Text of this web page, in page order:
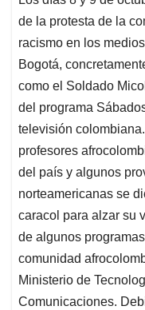
s
A
p
p
b
o
o
k
e
d
I
n
de la protesta de la
racismo en los
Bogotá,
como el Soldado
del programa
televisión
profesores
del país y algunos
norteamericanas se
caracol para alzar su
de algunos
comunidad
Ministerio de
Comunicaciones.